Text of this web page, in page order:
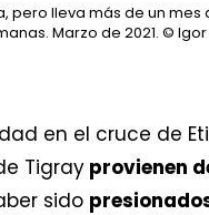
pero lleva más de un
Marzo de 2021. © Igor
en el cruce de
Tigray provienen
sido